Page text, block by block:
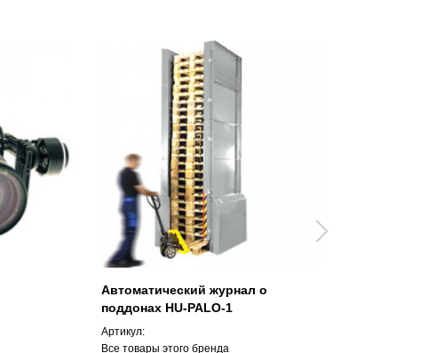
Автоматический журнал о
поддонах HU-PALO-1
Артикул:
Все товары этого бренда